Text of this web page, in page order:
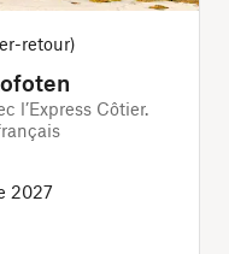
retour)
l’Express Côtier.
2027